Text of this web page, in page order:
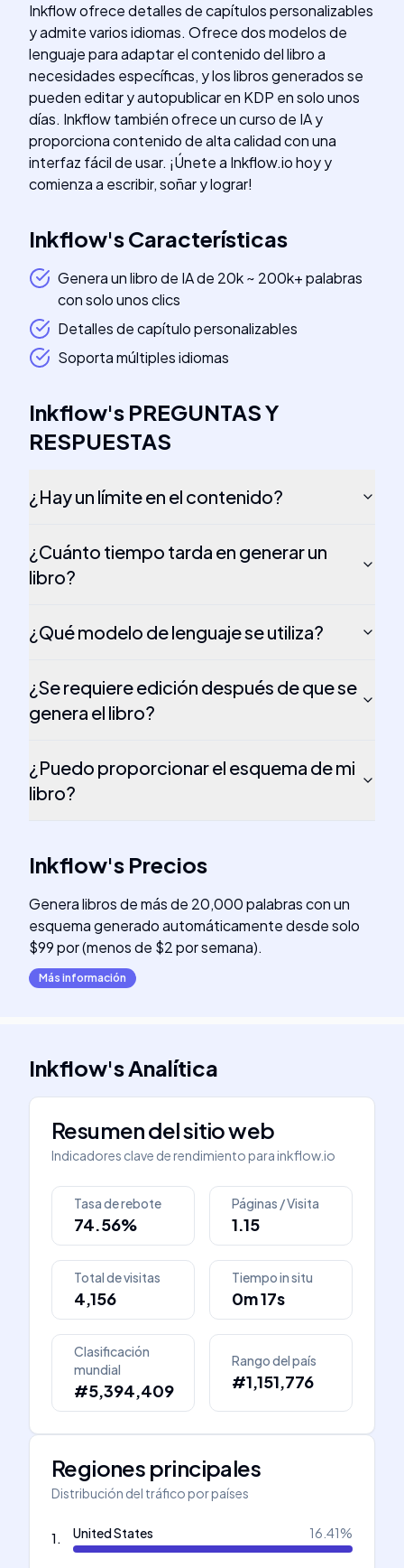
Inkflow ofrece detalles de capítulos personalizables
y admite varios idiomas. Ofrece dos modelos de
lenguaje para adaptar el contenido del libro a
necesidades específicas, y los libros generados se
pueden editar y autopublicar en KDP en solo unos
días. Inkflow también ofrece un curso de IA y
proporciona contenido de alta calidad con una
interfaz fácil de usar. ¡Únete a Inkflow.io hoy y
comienza a escribir, soñar y lograr!
Inkflow'sCaracterísticas
Genera un libro de IA de 20k ~ 200k+ palabras
con solo unos clics
Detalles de capítulo personalizables
Soporta múltiples idiomas
Inkflow's PREGUNTAS Y
RESPUESTAS
¿Hay un límite en el contenido?
¿Cuánto tiempo tarda en generar un
libro?
¿Qué modelo de lenguaje se utiliza?
¿Se requiere edición después de que se
genera el libro?
¿Puedo proporcionar el esquema de mi
libro?
Inkflow's Precios
Genera libros de más de 20,000 palabras con un
esquema generado automáticamente desde solo
$99 por (menos de $2 por semana).
Más información
Inkflow'sAnalítica
Resumen del sitio web
Indicadores clave de rendimiento parainkflow.io
Tasa de rebote
74.56%
Páginas / Visita
1.15
Total de visitas
4,156
Tiempo in situ
0m 17s
Clasificación
mundial
#5,394,409
Rango del país
#1,151,776
Regiones principales
Distribución del tráfico por países
1. United States 16.41%